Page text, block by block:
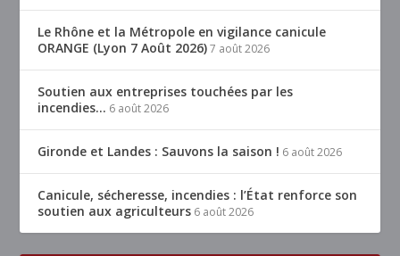
Le Rhône et la Métropole en vigilance canicule
ORANGE (Lyon 7 Août 2026) 7 août 2026
Soutien aux entreprises touchées par les
incendies… 6 août 2026
Gironde et Landes : Sauvons la saison ! 6 août 2026
Canicule, sécheresse, incendies : l’État renforce son
soutien aux agriculteurs 6 août 2026